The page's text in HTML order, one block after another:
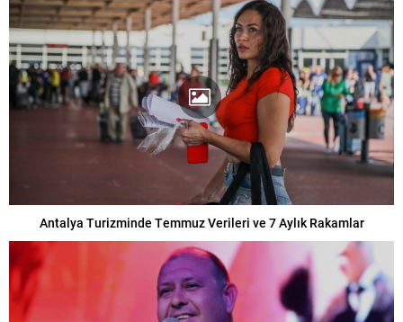
Antalya Turizminde Temmuz Verileri ve 7 Aylık Rakamlar